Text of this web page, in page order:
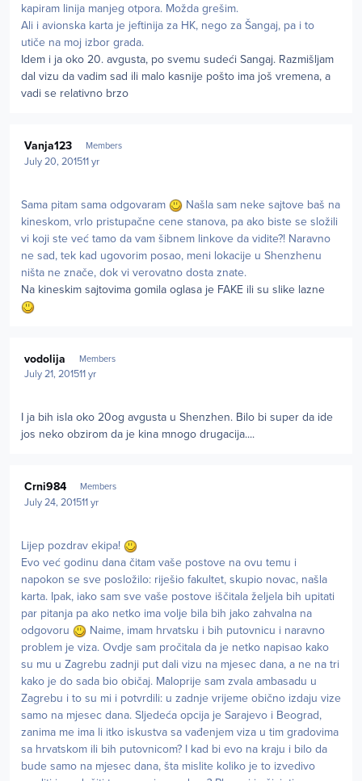
kapiram linija manjeg otpora. Možda grešim.
Ali i avionska karta je jeftinija za HK, nego za Šangaj, pa i to
utiče na moj izbor grada.
Idem i ja oko 20. avgusta, po svemu sudeći Sangaj. Razmišljam
dal vizu da vadim sad ili malo kasnije pošto ima još vremena, a
vadi se relativno brzo
Vanja123 Members
July 20, 201511 yr
Sama pitam sama odgovaram
Našla sam neke sajtove baš na
kineskom, vrlo pristupačne cene stanova, pa ako biste se složili
vi koji ste već tamo da vam šibnem linkove da vidite?! Naravno
ne sad, tek kad ugovorim posao, meni lokacije u Shenzhenu
ništa ne znače, dok vi verovatno dosta znate.
Na kineskim sajtovima gomila oglasa je FAKE ili su slike lazne
vodolija Members
July 21, 201511 yr
I ja bih isla oko 20og avgusta u Shenzhen. Bilo bi super da ide
jos neko obzirom da je kina mnogo drugacija....
Crni984 Members
July 24, 201511 yr
Lijep pozdrav ekipa!
Evo već godinu dana čitam vaše postove na ovu temu i
napokon se sve posložilo: riješio fakultet, skupio novac, našla
karta. Ipak, iako sam sve vaše postove iščitala željela bih upitati
par pitanja pa ako netko ima volje bila bih jako zahvalna na
odgovoru
Naime, imam hrvatsku i bih putovnicu i naravno
problem je viza. Ovdje sam pročitala da je netko napisao kako
su mu u Zagrebu zadnji put dali vizu na mjesec dana, a ne na tri
kako je do sada bio običaj. Maloprije sam zvala ambasadu u
Zagrebu i to su mi i potvrdili: u zadnje vrijeme obično izdaju vize
samo na mjesec dana. Sljedeća opcija je Sarajevo i Beograd,
zanima me ima li itko iskustva sa vađenjem viza u tim gradovima
sa hrvatskom ili bih putovnicom? I kad bi evo na kraju i bilo da
bude samo na mjesec dana, šta mislite koliko je to izvedivo